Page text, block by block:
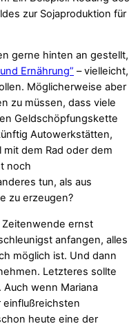
zur Sojaproduktion für
gerne hinten an gestellt,
Ernährung” – vielleicht,
Möglicherweise aber
zu müssen, dass viele
Geldschöpfungskette
Autowerkstätten,
dem Rad oder dem
noch
tun, als aus
zu erzeugen?
Zeitenwende ernst
anfangen, alles
möglich ist. Und dann
Letzteres sollte
wenn Mariana
einflußreichsten
heute eine der